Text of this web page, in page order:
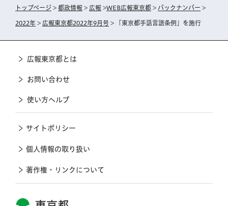
トップページ > 都政情報 > 広報 >WEB広報東京都 > バックナンバー >
2022年 > 広報東京都2022年9月号 > 「東京都手話言語条例」を施行
広報東京都とは
お問い合わせ
使い方ヘルプ
サイトポリシー
個人情報の取り扱い
著作権・リンクについて